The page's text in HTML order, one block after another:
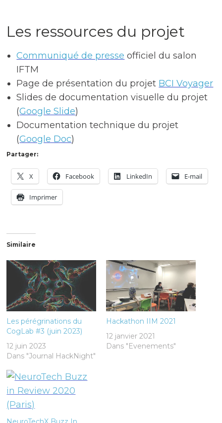
Les ressources du projet
Communiqué de presse officiel du salon
IFTM
Page de présentation du projet BCI Voyager
Slides de documentation visuelle du projet
(Google Slide)
Documentation technique du projet
(Google Doc)
Partager:
X Facebook LinkedIn E-mail
Imprimer
Similaire
Les pérégrinations du
CogLab #3 (juin 2023)
12 juin 2023
Dans "Journal HackNight"
Hackathon IIM 2021
12 janvier 2021
Dans "Evenements"